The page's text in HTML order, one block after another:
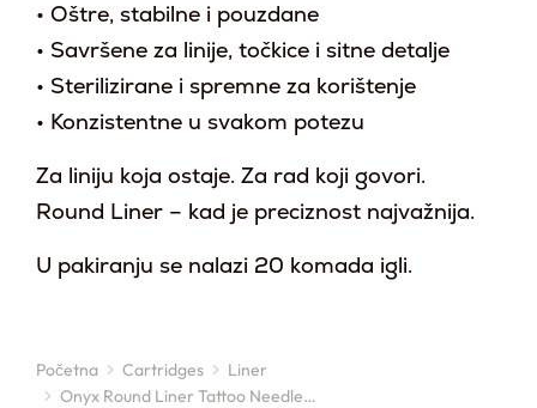
• Oštre, stabilne i pouzdane
• Savršene za linije, točkice i sitne detalje
• Sterilizirane i spremne za korištenje
• Konzistentne u svakom potezu
Za liniju koja ostaje. Za rad koji govori.
Round Liner – kad je preciznost najvažnija.
U pakiranju se nalazi 20 komada igli.
You are here:
Početna Cartridges
Liner
Onyx Round Liner Tattoo Needle…